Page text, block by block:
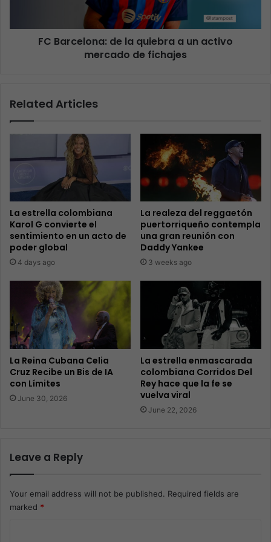
FC Barcelona: de la quiebra a un activo
mercado de fichajes
Related Articles
La estrella colombiana
Karol G convierte el
sentimiento en un acto de
poder global
4 days ago
La realeza del reggaetón
puertorriqueño contempla
una gran reunión con
Daddy Yankee
3 weeks ago
La Reina Cubana Celia
Cruz Recibe un Bis de IA
con Límites
June 30, 2026
La estrella enmascarada
colombiana Corridos Del
Rey hace que la fe se
vuelva viral
June 22, 2026
Leave a Reply
Your email address will not be published. Required fields are
marked *